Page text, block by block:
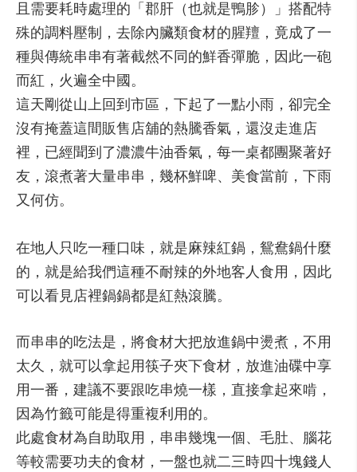
且需要耗時處理的「郡肝（也就是鴨胗）」搭配特
殊的調料壓制，去除內臟類食材的腥羶，竟成了一
種與傳統串串有著截然不同的鮮香彈脆，因此一砲
而紅，火遍全中國。
這天剛從山上回到市區，下起了一點小雨，卻完全
沒有掩蓋這間販售店舖的熱騰香氣，還沒走進店
裡，已經聞到了濃濃牛油香氣，每一桌都團聚著好
友，滾煮著大量串串，幾杯鮮啤、美食當前，下雨
又何仿。
在地人只吃一種口味，就是麻辣紅鍋，鴛鴦鍋什麼
的，就是給我們這種不耐辣的外地客人食用，因此
可以看見店裡鍋鍋都是紅熱滾騰。
而串串的吃法是，將食材大把放進鍋中燙煮，不用
太久，就可以拿起用筷子夾下食材，放進油碟中享
用一番，建議不要跟吃串燒一樣，直接拿起來啃，
因為竹籤可能是得重複利用的。
此處食材為自助取用，串串幾塊一個、毛肚、腦花
等較需要功夫的食材，一盤也就二三時四十塊錢人